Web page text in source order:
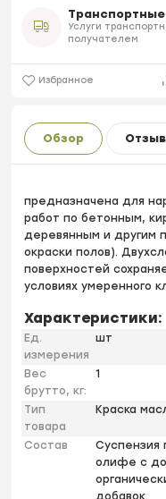
Услуги
получателем
Избранное
Обзор
предназначена для
работ по бетонным,
деревянным и другим
окраски полов).
поверхностей
условиях умеренного
Характеристики:
Ед.
измерения
шт
Вес
брутто, кг:
1
Тип
товара
Краска
Состав
Суспензия
олифе с
добавок